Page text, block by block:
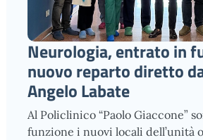
Neurologia, entrato in
nuovo reparto diretto
Angelo Labate
Al Policlinico “Paolo Giaccone”
funzione i nuovi locali dell’unità